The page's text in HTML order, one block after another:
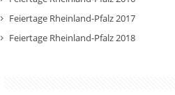
Feiertage Rheinland-Pfalz 2017
Feiertage Rheinland-Pfalz 2018